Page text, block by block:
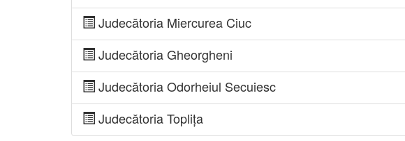
Judecătoria Miercurea Ciuc
Judecătoria Gheorgheni
Judecătoria Odorheiul Secuiesc
Judecătoria Toplița